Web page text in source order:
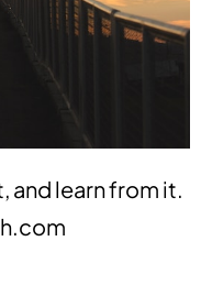
and learn from it.